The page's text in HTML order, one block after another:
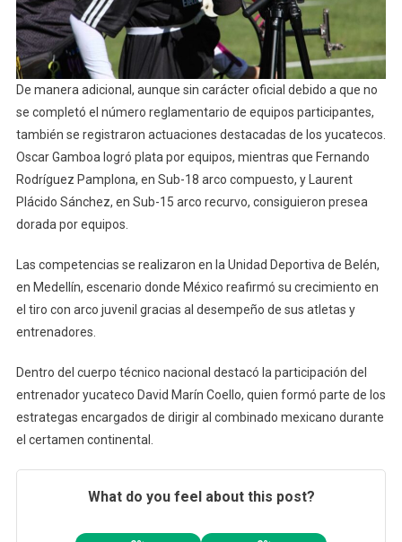
De manera adicional, aunque sin carácter oficial debido a que no
se completó el número reglamentario de equipos participantes,
también se registraron actuaciones destacadas de los yucatecos.
Oscar Gamboa logró plata por equipos, mientras que Fernando
Rodríguez Pamplona, en Sub-18 arco compuesto, y Laurent
Plácido Sánchez, en Sub-15 arco recurvo, consiguieron presea
dorada por equipos.
Las competencias se realizaron en la Unidad Deportiva de Belén,
en Medellín, escenario donde México reafirmó su crecimiento en
el tiro con arco juvenil gracias al desempeño de sus atletas y
entrenadores.
Dentro del cuerpo técnico nacional destacó la participación del
entrenador yucateco David Marín Coello, quien formó parte de los
estrategas encargados de dirigir al combinado mexicano durante
el certamen continental.
What do you feel about this post?